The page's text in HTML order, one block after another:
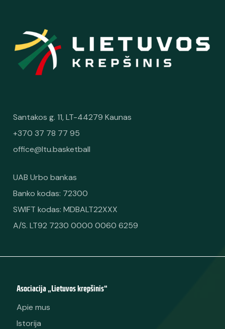
Santakos g. 11, LT-44279 Kaunas
+370 37 78 77 95
office@ltu.basketball
UAB Urbo bankas
Banko kodas: 72300
SWIFT kodas: MDBALT22XXX
A/S. LT92 7230 0000 0060 6259
Asociacija „Lietuvos krepšinis“
Apie mus
Istorija